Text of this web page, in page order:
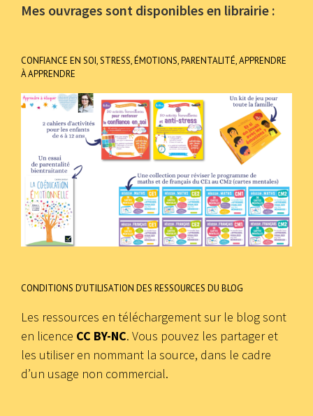
Mes ouvrages sont disponibles en librairie :
CONFIANCE EN SOI, STRESS, ÉMOTIONS, PARENTALITÉ, APPRENDRE
À APPRENDRE
CONDITIONS D’UTILISATION DES RESSOURCES DU BLOG
Les ressources en téléchargement sur le blog sont
en licence CC BY-NC. Vous pouvez les partager et
les utiliser en nommant la source, dans le cadre
d’un usage non commercial.